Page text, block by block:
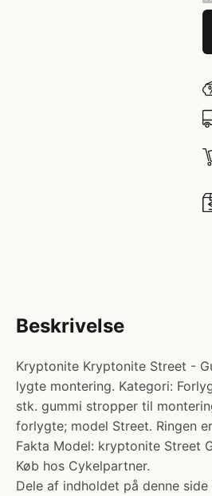
Beskrivelse
Kryptonite Kryptonite Street -
lygte montering. Kategori:
stk. gummi stropper til
forlygte; model Street. Ringen
Fakta Model: kryptonite Street
Køb hos Cykelpartner.
Dele af indholdet på denne